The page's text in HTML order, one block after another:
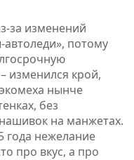
за изменений
потому
изменился крой,
нынче
без
на манжетах.
года нежелание
про вкус, а про